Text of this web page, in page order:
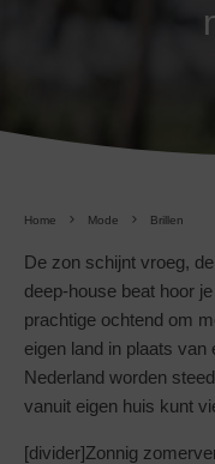
Home Mode Brillen
De zon schijnt vroeg,
deep-house beat hoor
prachtige ochtend om
eigen land in plaats
Nederland worden
vanuit eigen huis kunt
[divider]Zonnig